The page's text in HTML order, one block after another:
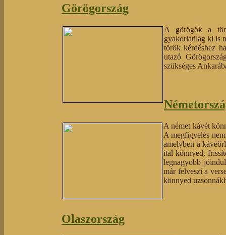
Görögország
A görögök a
gyakorlatilag ki is
török kérdéshez
utazó
szükséges
A német kávét
A megfigyelés
amelyben a
ital könnyed,
legnagyobb
már felveszi a
könnyed
Olaszország